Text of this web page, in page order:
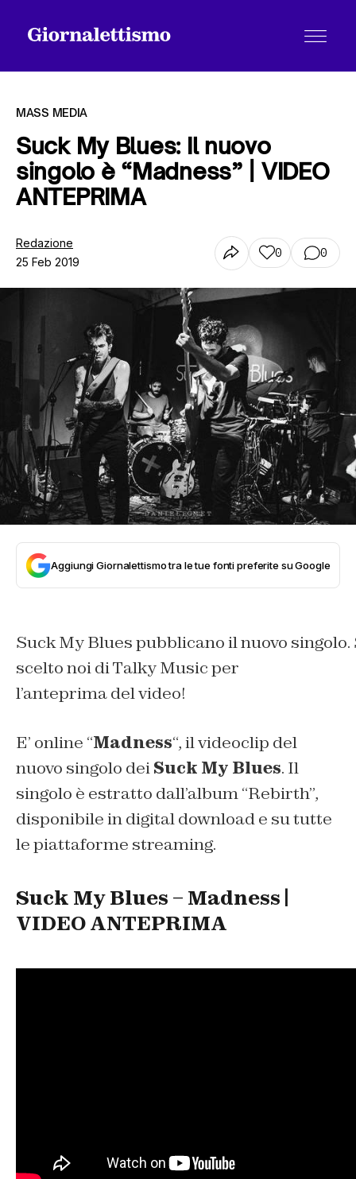
Tutti gli articoli
Chi siamo
MASS MEDIA
Suck My Blues: Il nuovo
singolo è “Madness” | VIDEO
ANTEPRIMA
Redazione
25 Feb 2019
0 0
Aggiungi Giornalettismo tra le tue fonti preferite su Google
Suck My Blues pubblicano il nuovo
scelto noi di Talky Music per
l’anteprima del video!
E’ online “Madness“, il videoclip del
nuovo singolo deiSuck My Blues. Il
singolo è estratto dall’album “Rebirth”,
disponibile in digital download e su tutte
le piattaforme streaming.
Suck My Blues – Madness |
VIDEO ANTEPRIMA